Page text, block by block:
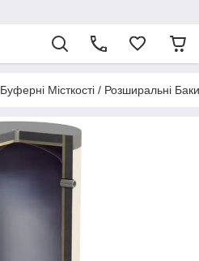
Буферні Місткості / Розширальні